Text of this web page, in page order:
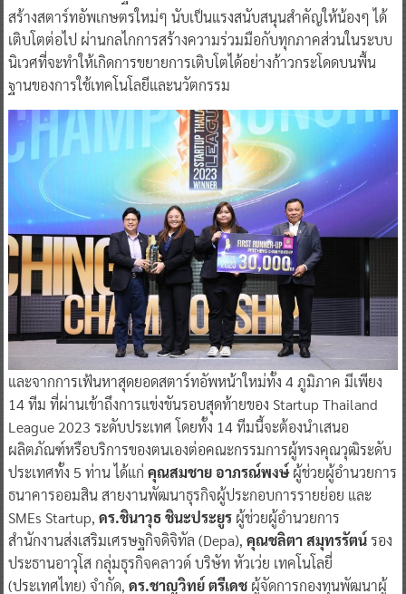
สร้างสตาร์ทอัพเกษตรใหม่ๆ นับเป็นแรงสนับสนุนสำคัญให้น้องๆ ได้
เติบโตต่อไป ผ่านกลไกการสร้างความร่วมมือกับทุกภาคส่วนในระบบ
นิเวศที่จะทำให้เกิดการขยายการเติบโตได้อย่างก้าวกระโดดบนพื้น
ฐานของการใช้เทคโนโลยีและนวัตกรรม
และจากการเฟ้นหาสุดยอดสตาร์ทอัพหน้าใหม่ทั้ง 4 ภูมิภาค มีเพียง
14 ทีม ที่ผ่านเข้าถึงการแข่งขันรอบสุดท้ายของ Startup Thailand
League 2023 ระดับประเทศ โดยทั้ง 14 ทีมนี้จะต้องนำเสนอ
ผลิตภัณฑ์หรือบริการของตนเองต่อคณะกรรมการผู้ทรงคุณวุฒิระดับ
ประเทศทั้ง 5 ท่าน ได้แก่ คุณสมชาย อาภรณ์พงษ์ผู้ช่วยผู้อำนวยการ
ธนาคารออมสิน สายงานพัฒนาธุรกิจผู้ประกอบการรายย่อย และ
SMEs Startup, ดร.ชินาวุธ ชินะประยูรผู้ช่วยผู้อำนวยการ
สำนักงานส่งเสริมเศรษฐกิจดิจิทัล (Depa), คุณชลิตา สมุทรรัตน์รอง
ประธานอาวุโส กลุ่มธุรกิจคลาวด์ บริษัท หัวเว่ย เทคโนโลยี่
(ประเทศไทย) จำกัด, ดร.ชาญวิทย์ ตรีเดชผู้จัดการกองทุนพัฒนาผู้